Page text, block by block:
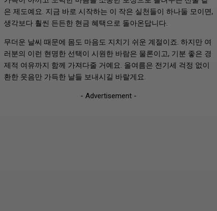
은 제도예요. 지금 바로 시작하는 이 작은 실천들이 하나둘 모이면,
생각보다 훨씬 든든한 현금 혜택으로 돌아온답니다.
무더운 날씨 때문에 몸도 마음도 지치기 쉬운 계절이죠. 하지만 여
러분의 이런 현명한 선택이 시원한 바람은 물론이고, 기분 좋은 경
제적 여유까지 함께 가져다줄 거예요. 올여름은 전기세 걱정 없이
환한 웃음만 가득한 날들 보내시길 바랄게요.
- Advertisement -